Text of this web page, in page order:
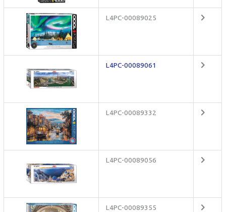
L4PC-00089025
L4PC-00089061
L4PC-00089332
L4PC-00089056
L4PC-00089355